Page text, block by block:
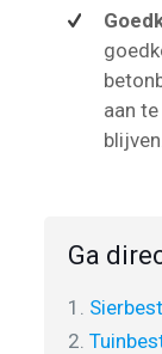
aan
blijven.
Ga
1.
2.